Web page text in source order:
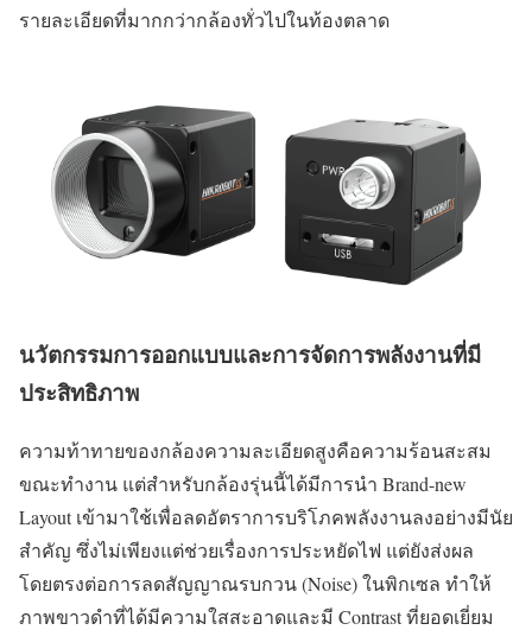
รายละเอียดที่มากกว่ากล้องทั่วไปในท้องตลาด
นวัตกรรมการออกแบบและการจัดการพลังงานที่มี
ประสิทธิภาพ
ความท้าทายของกล้องความละเอียดสูงคือความร้อนสะสม
ขณะทำงาน แต่สำหรับกล้องรุ่นนี้ได้มีการนำ Brand-new
Layout เข้ามาใช้เพื่อลดอัตราการบริโภคพลังงานลงอย่างมีนัย
สำคัญ ซึ่งไม่เพียงแต่ช่วยเรื่องการประหยัดไฟ แต่ยังส่งผล
โดยตรงต่อการลดสัญญาณรบกวน (Noise) ในพิกเซล ทำให้
ภาพขาวดำที่ได้มีความใสสะอาดและมี Contrast ที่ยอดเยี่ยม